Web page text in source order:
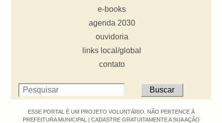
e-books
agenda 2030
ouvidoria
links local/global
contato
ESSE PORTAL É UM PROJETO VOLUNTÁRIO. NÃO PERTENCE À
PREFEITURA MUNICIPAL | CADASTRE GRATUITAMENTE A SUA AÇÃO